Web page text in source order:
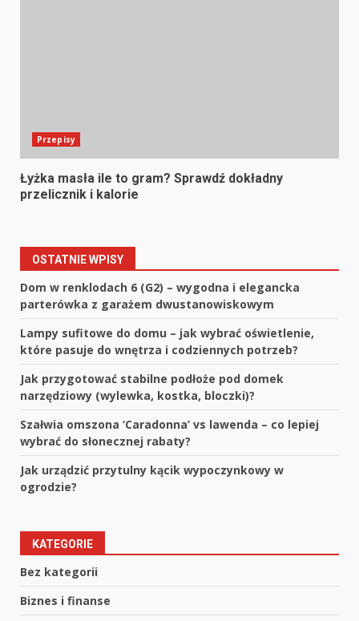
Przepisy
Łyżka masła ile to gram? Sprawdź dokładny
przelicznik i kalorie
OSTATNIE WPISY
Dom w renklodach 6 (G2) – wygodna i elegancka
parterówka z garażem dwustanowiskowym
Lampy sufitowe do domu – jak wybrać oświetlenie,
które pasuje do wnętrza i codziennych potrzeb?
Jak przygotować stabilne podłoże pod domek
narzędziowy (wylewka, kostka, bloczki)?
Szałwia omszona ‘Caradonna’ vs lawenda – co lepiej
wybrać do słonecznej rabaty?
Jak urządzić przytulny kącik wypoczynkowy w
ogrodzie?
KATEGORIE
Bez kategorii
Biznes i finanse